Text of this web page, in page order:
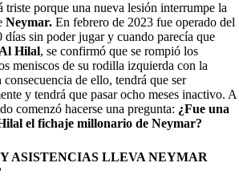
porque una nueva lesión interrumpe la
Neymar. En febrero de 2023 fue operado del
días sin poder jugar y cuando parecía que
Al Hilal, se confirmó que se rompió los
meniscos de su rodilla izquierda con la
consecuencia de ello, tendrá que ser
y tendrá que pasar ocho meses inactivo. A
comenzó hacerse una pregunta: ¿Fue una
el fichaje millonario de Neymar?
ASISTENCIAS LLEVA NEYMAR